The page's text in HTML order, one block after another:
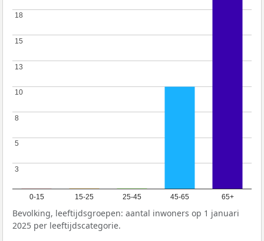
0-15 15-25 25-45 45-65 65+
3
3
5
5
8
8
10
10
13
13
15
15
18
18
Bevolking, leeftijdsgroepen: aantal inwoners op 1 januari
2025 per leeftijdscategorie.